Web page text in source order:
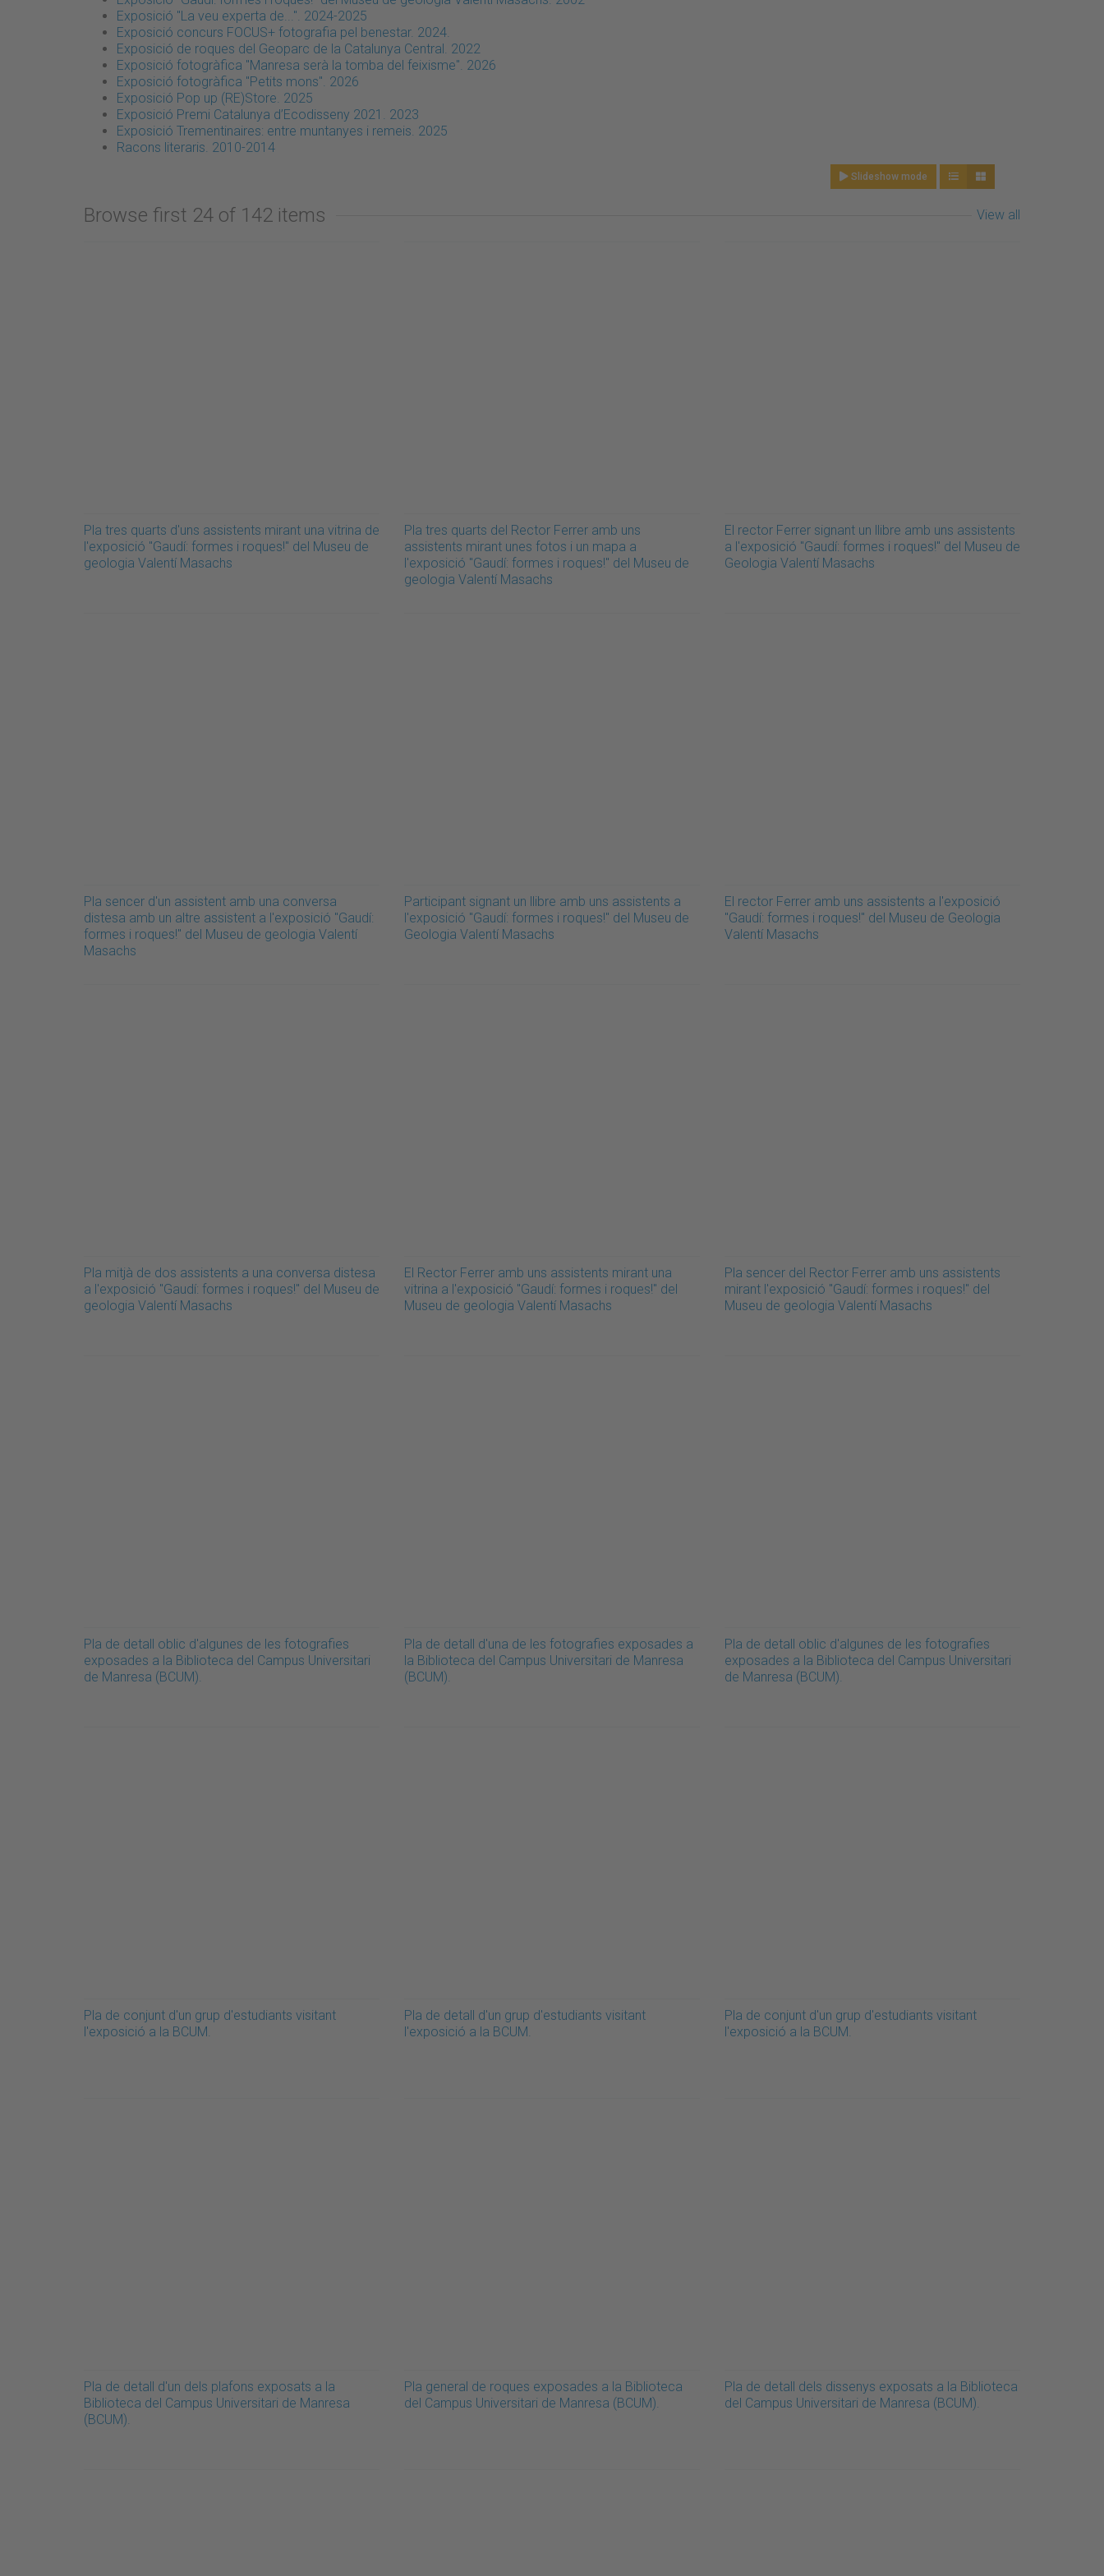
Exposició "La veu experta de...". 2024-2025
Exposició concurs FOCUS+ fotografia pel benestar. 2024.
Exposició de roques del Geoparc de la Catalunya Central. 2022
Exposició fotogràfica "Manresa serà la tomba del feixisme". 2026
Exposició fotogràfica "Petits mons". 2026
Exposició Pop up (RE)Store. 2025
Exposició Premi Catalunya d’Ecodisseny 2021. 2023
Exposició Trementinaires: entre muntanyes i remeis. 2025
Racons literaris. 2010-2014
Slideshow mode
Browse first 24 of 142 items View all
Pla tres quarts d'uns assistents mirant una vitrina de
l'exposició "Gaudí: formes i roques!" del Museu de
geologia Valentí Masachs
Pla tres quarts del Rector Ferrer amb uns
assistents mirant unes fotos i un mapa a
l'exposició "Gaudí: formes i roques!" del Museu de
geologia Valentí Masachs
El rector Ferrer signant un llibre amb uns assistents
a l'exposició "Gaudí: formes i roques!" del Museu de
Geologia Valentí Masachs
Pla sencer d'un assistent amb una conversa
distesa amb un altre assistent a l'exposició "Gaudí:
formes i roques!" del Museu de geologia Valentí
Masachs
Participant signant un llibre amb uns assistents a
l'exposició "Gaudí: formes i roques!" del Museu de
Geologia Valentí Masachs
El rector Ferrer amb uns assistents a l'exposició
"Gaudí: formes i roques!" del Museu de Geologia
Valentí Masachs
Pla mitjà de dos assistents a una conversa distesa
a l'exposició "Gaudí: formes i roques!" del Museu de
geologia Valentí Masachs
El Rector Ferrer amb uns assistents mirant una
vitrina a l'exposició "Gaudí: formes i roques!" del
Museu de geologia Valentí Masachs
Pla sencer del Rector Ferrer amb uns assistents
mirant l'exposició "Gaudí: formes i roques!" del
Museu de geologia Valentí Masachs
Pla de detall oblic d'algunes de les fotografies
exposades a la Biblioteca del Campus Universitari
de Manresa (BCUM).
Pla de detall d'una de les fotografies exposades a
la Biblioteca del Campus Universitari de Manresa
(BCUM).
Pla de detall oblic d'algunes de les fotografies
exposades a la Biblioteca del Campus Universitari
de Manresa (BCUM).
Pla de conjunt d'un grup d'estudiants visitant
l'exposició a la BCUM.
Pla de detall d'un grup d'estudiants visitant
l'exposició a la BCUM.
Pla de conjunt d'un grup d'estudiants visitant
l'exposició a la BCUM.
Pla de detall d'un dels plafons exposats a la
Biblioteca del Campus Universitari de Manresa
(BCUM).
Pla general de roques exposades a la Biblioteca
del Campus Universitari de Manresa (BCUM).
Pla de detall dels dissenys exposats a la Biblioteca
del Campus Universitari de Manresa (BCUM).